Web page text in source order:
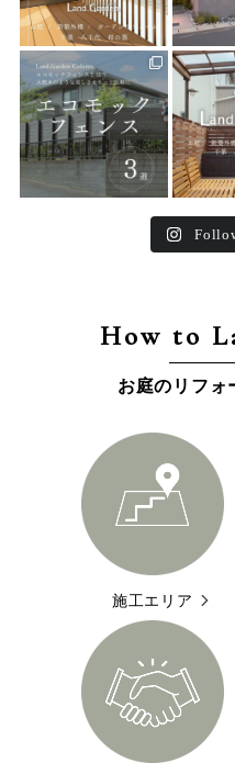
land_garden
15 0
How to
お庭のリフォ
施工エリア